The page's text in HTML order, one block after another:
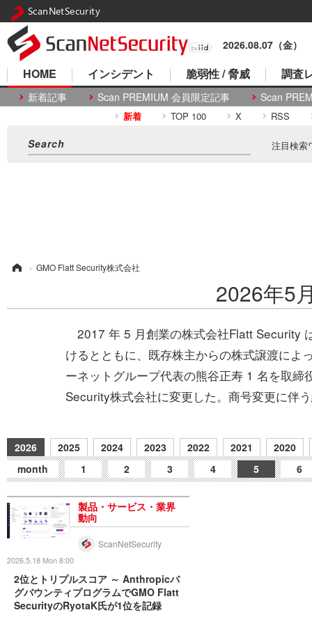
2026.08.07（金）
HOME
新着記事 Scan PREMIUM 会員限定記事 Scan
インシデント 脆弱性 / 脅威 調査
新着 TOP 100 X RSS
注目検索
› GMO Flatt Security株式会社
2026年5
2017 年 5 月創業の株式会社Flatt Security
けるとともに、既存株主からの株式譲渡によ
ーネットグループ代表の熊谷正寿 1 名を取
Security株式会社に変更した。商号変更に伴
2026 2025 2024 2023 2022 2021
2020
month
1 2 3 4 5 6
製品・サービス・業界
動向
ScanNetSecurity
2026.5.18 Mon 8:00
2位とトリプルスコア ～ Anthropicバ
グバウンティプログラムでGMO Flatt
SecurityのRyotaK氏が1位を記録
ScanNetSecurity